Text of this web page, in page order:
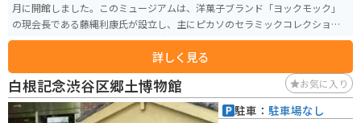
月に開館しました。このミュージアムは、洋菓子ブランド「ヨックモック」
の現会長である藤縄利康氏が設立し、主にピカソのセラミックコレクション
を展示しています。ヨックモックグループが30年以上かけて収集してきた500
点以上のピカソ作品が所蔵されています。ピカソの豊かで自由な発想が投影
されたアート、スイーツのコラボイベント、アートセッションを開催するな
どイベントも充実しています。
詳しく見る
白根記念渋谷区郷土博物館 お気に入り
駐車： 駐車場なし